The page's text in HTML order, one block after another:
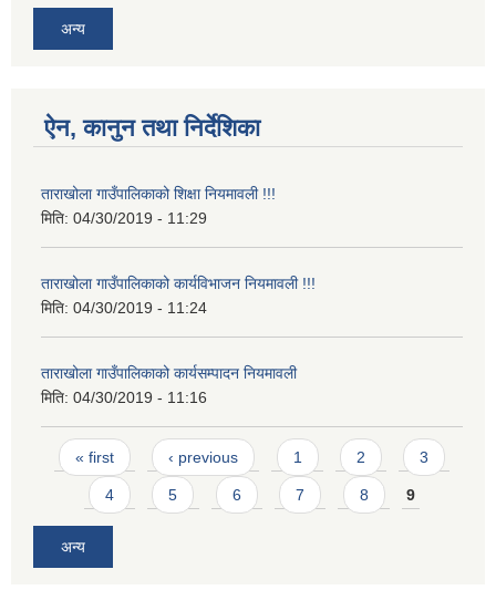
अन्य
ऐन, कानुन तथा निर्देशिका
ताराखोला गाउँपालिकाको शिक्षा नियमावली !!!
मिति: 04/30/2019 - 11:29
ताराखोला गाउँपालिकाको कार्यविभाजन नियमावली !!!
मिति: 04/30/2019 - 11:24
ताराखोला गाउँपालिकाको कार्यसम्पादन नियमावली
मिति: 04/30/2019 - 11:16
Pages
« first ‹ previous 1 2 3
4 5 6 7 8 9
अन्य